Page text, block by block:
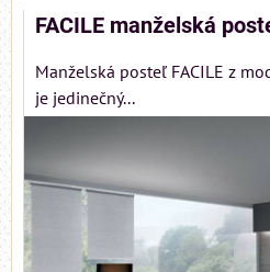
FACILE manželská
Manželská posteľ FACILE z
je jedinečný...